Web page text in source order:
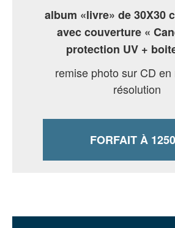
album «livre» de 30X30
avec couverture «
protection UV +
remise photo sur CD
résolution
FORFAIT À